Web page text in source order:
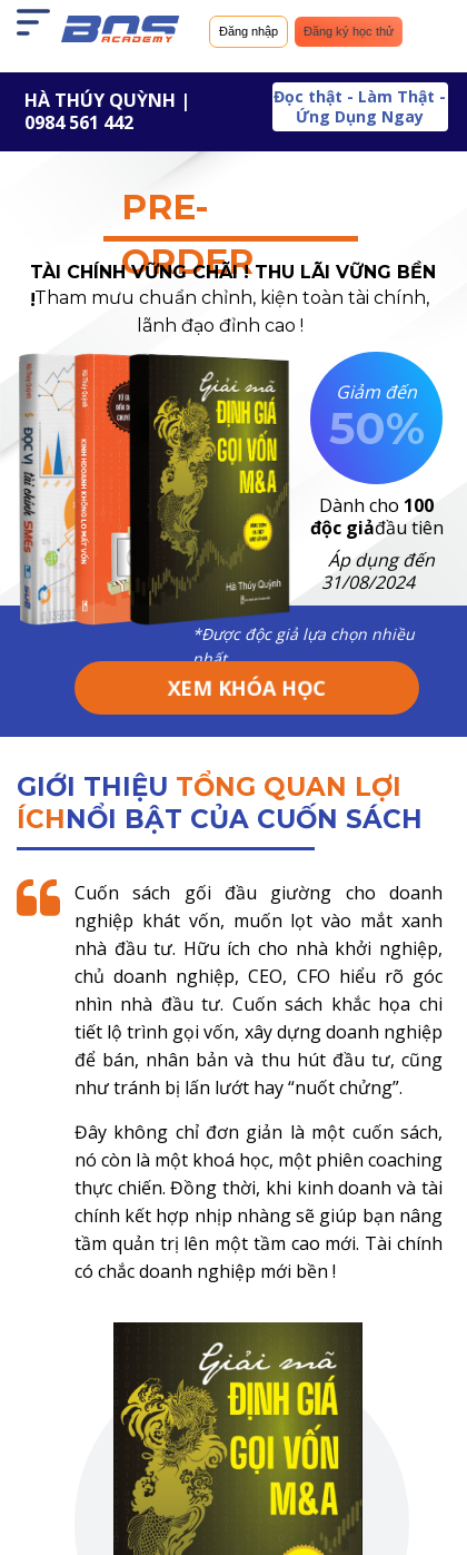
Nhảy
nội Đăng nhập Đăng ký học thử
Đọc thật - Làm Thật -
Ứng Dụng Ngay
HÀ THÚY QUỲNH |
0984 561 442
PRE-
ORDER
TÀI CHÍNH VỮNG CHÃI ! THU LÃI VỮNG BỀN
!Tham mưu chuẩn chỉnh, kiện toàn tài chính,
Giảm đến
50%
Dành cho 100
độc giảđầu tiên
Áp dụng đến
31/08/2024
lãnh đạo đỉnh cao !
*Được độc giả lựa chọn nhiều
nhất
XEM KHÓA HỌC
GIỚI THIỆU TỔNG QUAN LỢI
ÍCHNỔI BẬT CỦA CUỐN SÁCH
Cuốn sách gối đầu giường cho doanh
nghiệp khát vốn, muốn lọt vào mắt xanh
nhà đầu tư. Hữu ích cho nhà khởi nghiệp,
chủ doanh nghiệp, CEO, CFO hiểu rõ góc
nhìn nhà đầu tư. Cuốn sách khắc họa chi
tiết lộ trình gọi vốn, xây dựng doanh nghiệp
để bán, nhân bản và thu hút đầu tư, cũng
như tránh bị lấn lướt hay “nuốt chửng”.
Đây không chỉ đơn giản là một cuốn sách,
nó còn là một khoá học, một phiên coaching
thực chiến. Đồng thời, khi kinh doanh và tài
chính kết hợp nhịp nhàng sẽ giúp bạn nâng
tầm quản trị lên một tầm cao mới. Tài chính
có chắc doanh nghiệp mới bền !